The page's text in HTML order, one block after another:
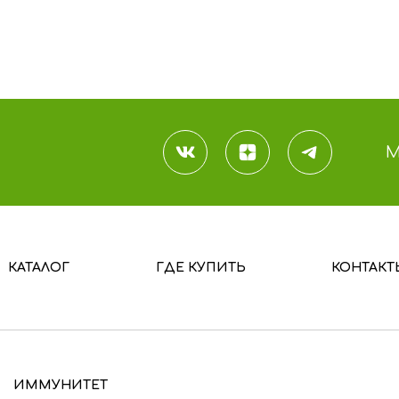
КАТАЛОГ ГДЕ КУПИТЬ
ИММУНИТЕТ